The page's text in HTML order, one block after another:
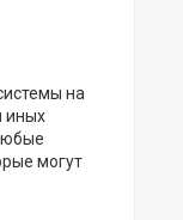
на
иных
могут